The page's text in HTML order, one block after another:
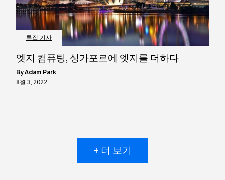
특집 기사
엣지 컴퓨팅, 싱가포르에 엣지를 더하다
byAdam Park
8월 3, 2022
+ 더 보기